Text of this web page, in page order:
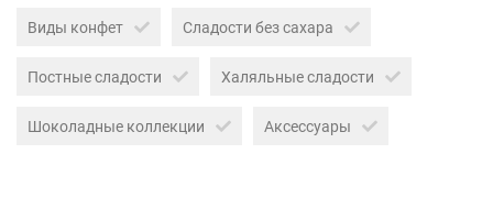
Виды конфет Сладости без сахара
Постные сладости Халяльные сладости
Шоколадные коллекции Аксессуары